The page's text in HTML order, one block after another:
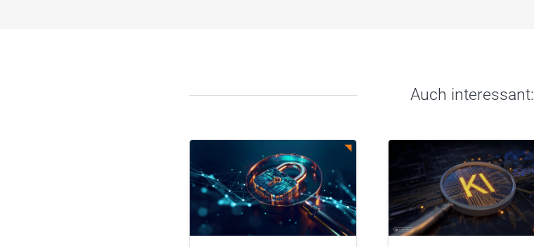
Auch interessant: